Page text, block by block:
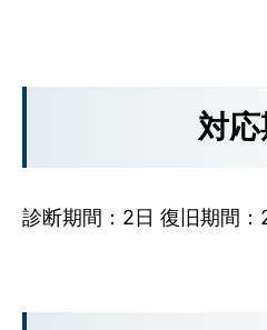
対応
診断期間：2日 復旧期間：